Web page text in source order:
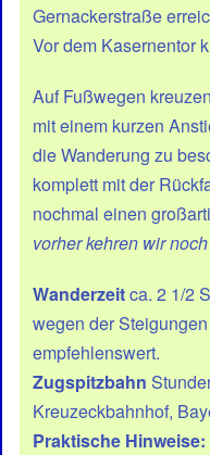
Gernackerstraße
Vor dem Kasernentor
Auf Fußwegen
mit einem kurzen
die Wanderung zu
komplett mit der
nochmal einen
vorher kehren wir
Wanderzeitca. 2 1/2
wegen der
empfehlenswert.
Zugspitzbahn
Kreuzeckbahnhof,
Praktische Hinweise: